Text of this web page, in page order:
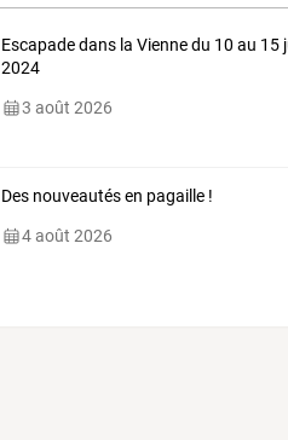
Escapade dans la Vienne du 10 au 15
2024
3 août 2026
Des nouveautés en pagaille !
4 août 2026